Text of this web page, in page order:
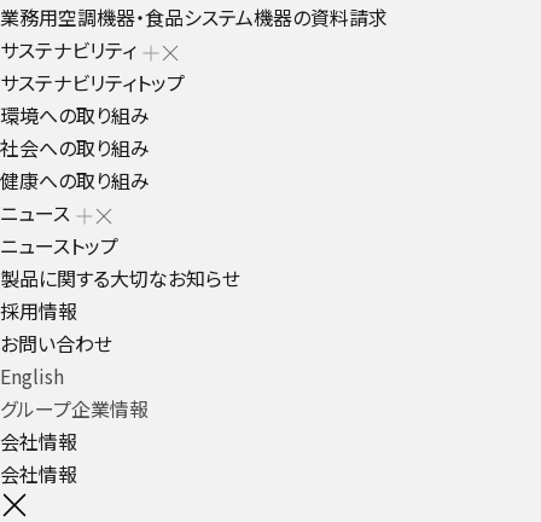
業務用空調機器・食品システム機器の資料請求
サステナビリティ
サステナビリティトップ
環境への取り組み
社会への取り組み
健康への取り組み
ニュース
ニューストップ
製品に関する大切なお知らせ
採用情報
お問い合わせ
English
グループ企業情報
会社情報
会社情報